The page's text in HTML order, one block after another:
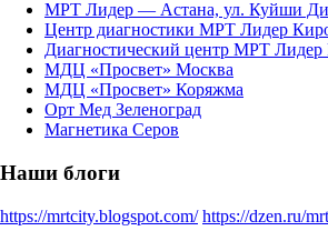
МРТ Лидер — Астана, ул. Куйши
Центр диагностики МРТ Лидер
Диагностический центр МРТ Лидер
МДЦ «Просвет» Москва
МДЦ «Просвет» Коряжма
Орт Мед Зеленоград
Магнетика Серов
Наши блоги
https://mrtcity.blogspot.com/ https://dzen.ru/